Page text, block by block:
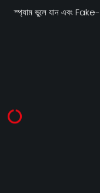
স্প্যাম ভুলে যান এবং